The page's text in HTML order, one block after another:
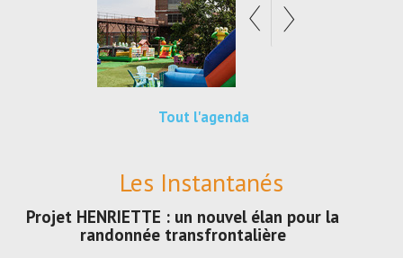
Tout l'agenda
Les Instantanés
Projet HENRIETTE : un nouvel élan pour la
randonnée transfrontalière